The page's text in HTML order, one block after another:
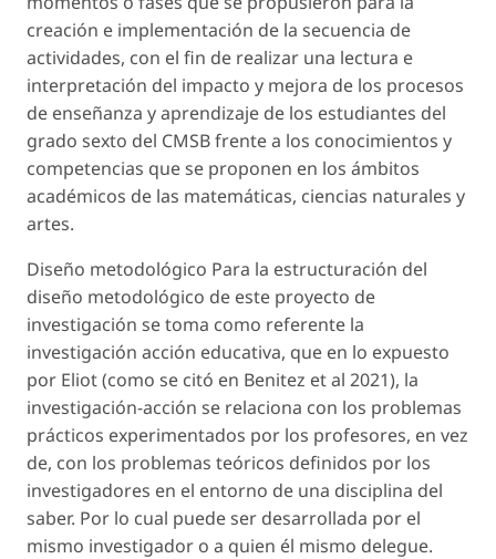
creación e implementación de la secuencia de
actividades, con el fin de realizar una lectura e
interpretación del impacto y mejora de los procesos
de enseñanza y aprendizaje de los estudiantes del
grado sexto del CMSB frente a los conocimientos y
competencias que se proponen en los ámbitos
académicos de las matemáticas, ciencias naturales y
artes.
Diseño metodológico Para la estructuración del
diseño metodológico de este proyecto de
investigación se toma como referente la
investigación acción educativa, que en lo expuesto
por Eliot (como se citó en Benitez et al 2021), la
investigación-acción se relaciona con los problemas
prácticos experimentados por los profesores, en vez
de, con los problemas teóricos definidos por los
investigadores en el entorno de una disciplina del
saber. Por lo cual puede ser desarrollada por el
mismo investigador o a quien él mismo delegue.